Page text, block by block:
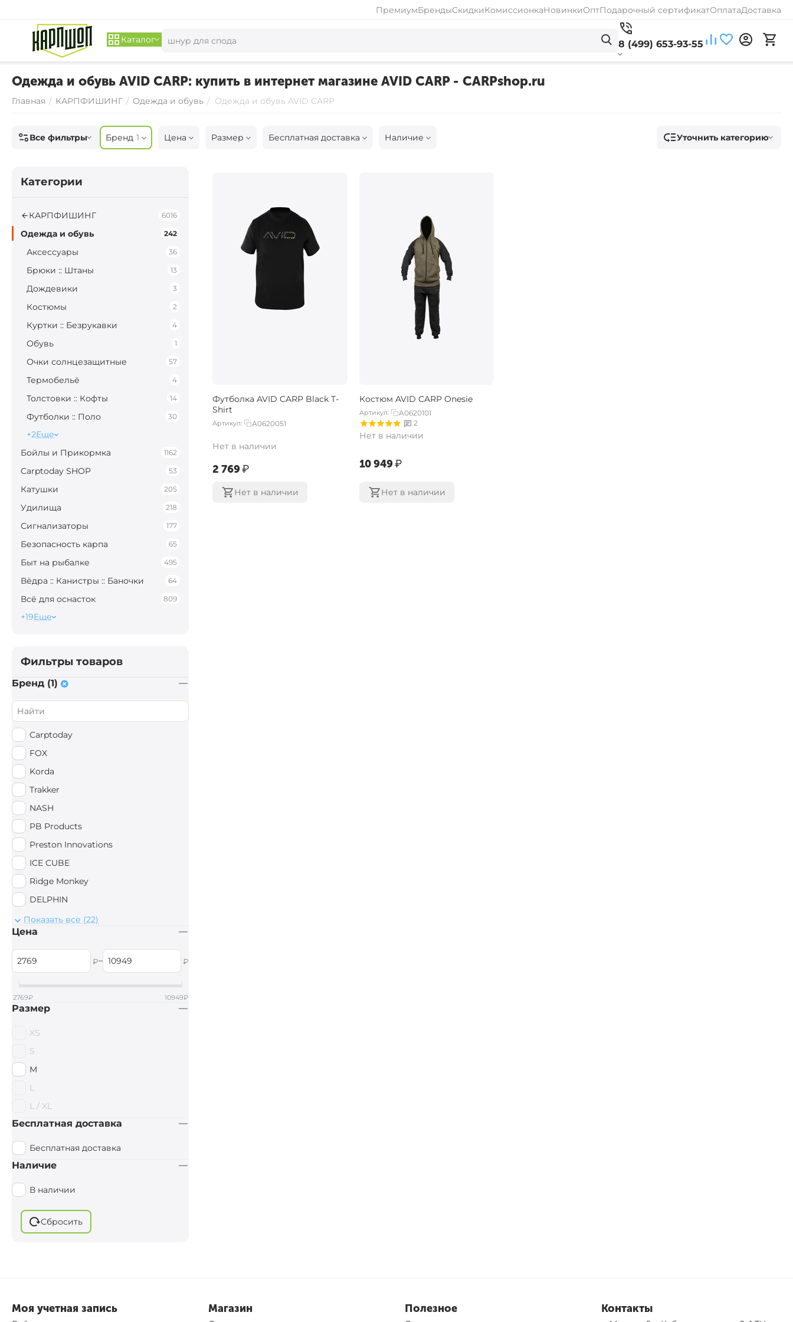
ПремиумБрендыСкидкиКомиссионкаНовинкиОптПодарочный сертификатОплатаДоставка
Каталог 8 (499) 653-93-55
Одежда и обувь AVID CARP: купить в интернет магазине AVID CARP - CARPshop.ru
Главная / КАРПФИШИНГ / Одежда и обувь / Одежда и обувь AVID CARP
Все фильтры Бренд 1 Цена Размер Бесплатная доставка Наличие Уточнить категорию
Футболка AVID CARP Black T-
Shirt
Артикул: A0620051
Нет в наличии
‍2 769‍₽
Нет в наличии
Костюм AVID CARP Onesie
Артикул:
A0620101
2
Нет в наличии
‍10 949‍₽
Нет в наличии
Категории
КАРПФИШИНГ 6016
Одежда и обувь 242
Аксессуары 36
Брюки :: Штаны 13
Дождевики 3
Костюмы 2
Куртки :: Безрукавки 4
Обувь 1
Очки солнцезащитные 57
Термобельё 4
Толстовки :: Кофты 14
Футболки :: Поло 30
+2Еще
Бойлы и Прикормка
1162
Carptoday SHOP 53
Катушки 205
Удилища 218
Сигнализаторы 177
Безопасность карпа 65
Быт на рыбалке 495
Вёдра :: Канистры :: Баночки 64
Всё для оснасток 809
+19Еще
Фильтры товаров
Бренд (1)
Carptoday
FOX
Korda
Trakker
NASH
PB Products
Preston Innovations
ICE CUBE
Ridge Monkey
DELPHIN
Anaconda
Сплав
AVID CARP
Simms
Wychwood
Rapala
Guru
Vass
Iron Trout
Uni Cat
Показать все (22)
Цена
₽– ₽
2769₽ 10949₽
Размер
XS
S
M
L
L / XL
Бесплатная доставка
Бесплатная доставка
Наличие
В наличии
Сбросить
Моя учетная запись Магазин Полезное Контакты